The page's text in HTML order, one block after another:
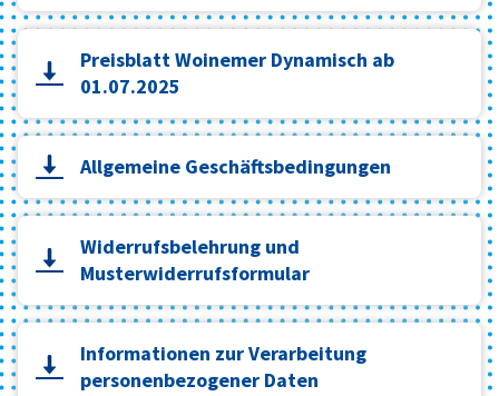
Preisblatt Woinemer Dynamisch ab
01.07.2025
Allgemeine Geschäftsbedingungen
Widerrufsbelehrung und
Musterwiderrufsformular
Informationen zur Verarbeitung
personenbezogener Daten